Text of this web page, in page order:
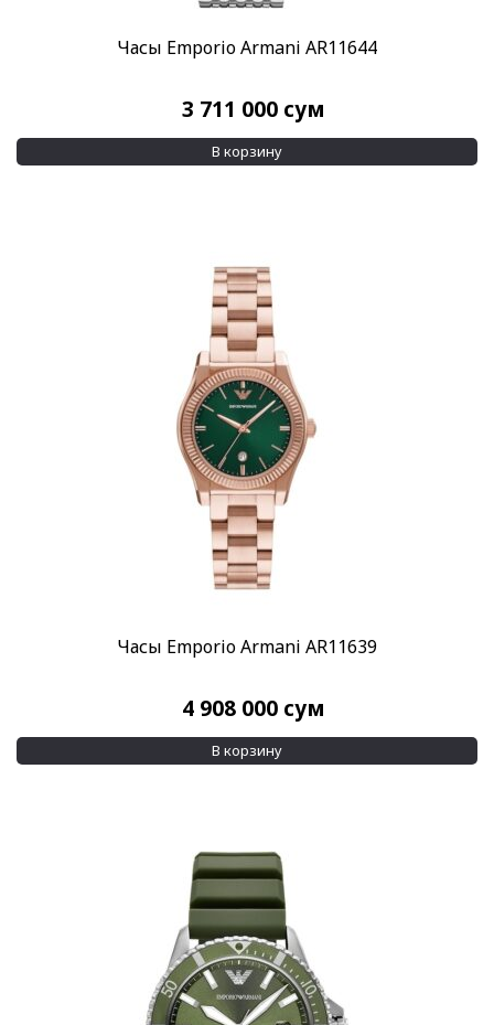
Часы Emporio Armani AR11644
3 711 000 сум
В корзину
Часы Emporio Armani AR11639
4 908 000 сум
В корзину